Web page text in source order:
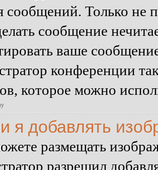
сообщений. Только не
сообщение
ваше
конференции
которое можно
я добавлять
размещать
разрешил